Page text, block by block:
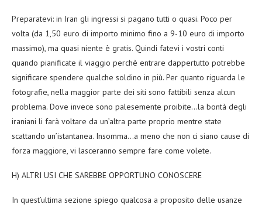
Preparatevi: in Iran gli ingressi si pagano tutti o quasi. Poco per
volta (da 1,50 euro di importo minimo fino a 9-10 euro di importo
massimo), ma quasi niente è gratis. Quindi fatevi i vostri conti
quando pianificate il viaggio perchè entrare dappertutto potrebbe
significare spendere qualche soldino in più. Per quanto riguarda le
fotografie, nella maggior parte dei siti sono fattibili senza alcun
problema. Dove invece sono palesemente proibite…la bontà degli
iraniani li farà voltare da un’altra parte proprio mentre state
scattando un’istantanea. Insomma…a meno che non ci siano cause di
forza maggiore, vi lasceranno sempre fare come volete.
H) ALTRI USI CHE SAREBBE OPPORTUNO CONOSCERE
In quest’ultima sezione spiego qualcosa a proposito delle usanze